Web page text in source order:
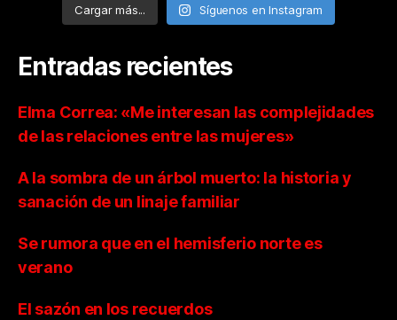
Cargar más... Síguenos en Instagram
Entradas recientes
Elma Correa: «Me interesan las complejidades
de las relaciones entre las mujeres»
A la sombra de un árbol muerto: la historia y
sanación de un linaje familiar
Se rumora que en el hemisferio norte es
verano
El sazón en los recuerdos